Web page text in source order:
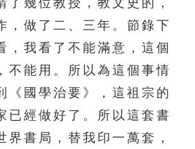
了幾位教授，教文史的，
，做了二、三年。節錄下
，我看了不能滿意，這個
不能用。所以為這個事情
《國學治要》，這祖宗的
已經做好了。所以這套書
界書局，替我印一萬套，